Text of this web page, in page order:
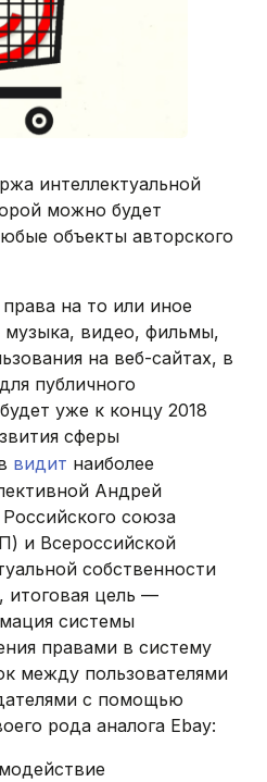
интеллектуальной
можно будет
объекты авторского
на то или иное
музыка, видео, фильмы,
на веб-сайтах, в
публичного
уже к концу 2018
сферы
видит наиболее
Андрей
союза
и Всероссийской
собственности
цель —
системы
правами в систему
между пользователями
с помощью
рода аналога Ebay: